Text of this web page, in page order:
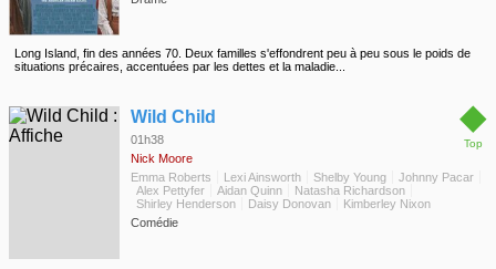
Long Island, fin des années 70. Deux familles s'effondrent peu à peu sous le poids de
situations précaires, accentuées par les dettes et la maladie...
◆
Top
Wild Child
01h38
Nick Moore
Emma Roberts
Lexi Ainsworth Shelby Young
Johnny Pacar
Alex Pettyfer
Aidan Quinn
Natasha Richardson
Shirley Henderson
Daisy Donovan
Kimberley Nixon
Comédie